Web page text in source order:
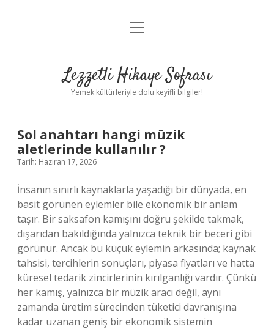
Anasayfa
Yasal Uyarı
menüyü
Lezzetli Hikaye Sofrası
Yemek kültürleriyle dolu keyifli bilgiler!
Sol anahtarı hangi müzik
aletlerinde kullanılır ?
Tarih: Haziran 17, 2026
İnsanın sınırlı kaynaklarla yaşadığı bir dünyada, en
basit görünen eylemler bile ekonomik bir anlam
taşır. Bir saksafon kamışını doğru şekilde takmak,
dışarıdan bakıldığında yalnızca teknik bir beceri gibi
görünür. Ancak bu küçük eylemin arkasında; kaynak
tahsisi, tercihlerin sonuçları, piyasa fiyatları ve hatta
küresel tedarik zincirlerinin kırılganlığı vardır. Çünkü
her kamış, yalnızca bir müzik aracı değil, aynı
zamanda üretim sürecinden tüketici davranışına
kadar uzanan geniş bir ekonomik sistemin